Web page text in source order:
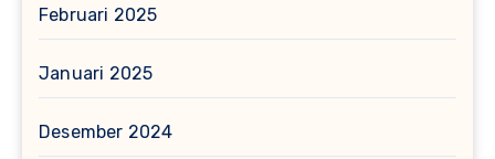
Februari 2025
Januari 2025
Desember 2024